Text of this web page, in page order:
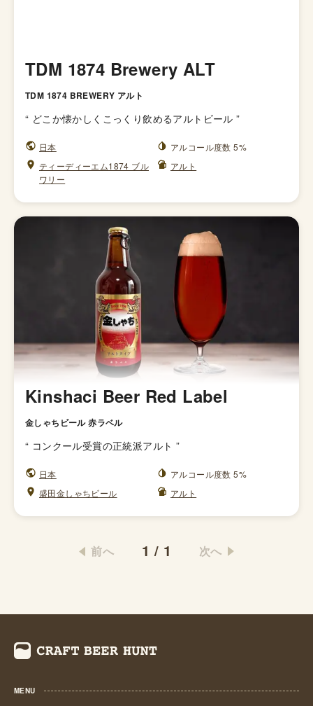
TDM 1874 Brewery ALT
TDM 1874 BREWERY アルト
“ どこか懐かしくこっくり飲めるアルトビール ”
日本
アルコール度数 5%
ティーディーエム1874 ブル
ワリー
アルト
Kinshaci Beer Red Label
金しゃちビール 赤ラベル
“ コンクール受賞の正統派アルト ”
日本
アルコール度数 5%
盛田金しゃちビール
アルト
前へ 1 / 1 次へ
MENU